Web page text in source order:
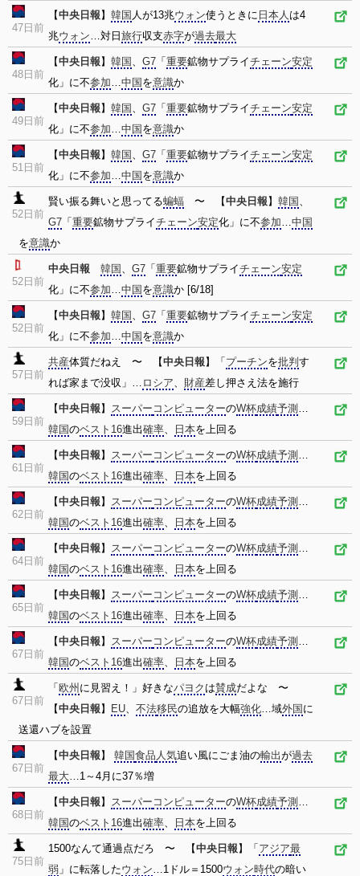
47日前
【中央日報 】 韓国 人が13兆ウォン使うときに 日本人 は4
兆ウォン…対日 旅行収支赤字が過去最大
48日前
【中央日報 】 韓国 、 G7 「 重要鉱物サプライチェーン安定
化」に不参加…中国 を意識か
49日前
【中央日報 】 韓国 、 G7 「 重要鉱物サプライチェーン安定
化」に不参加…中国 を意識か
51日前
【中央日報 】 韓国 、 G7 「 重要鉱物サプライチェーン安定
化」に不参加…中国 を意識か
52日前
賢い振る舞いと思ってる蝙蝠 〜 【中央日報 】 韓国 、
G7 「 重要鉱物サプライチェーン安定化」に不参加…中国
を意識か
52日前
中央日報 韓国 、 G7 「 重要鉱物サプライチェーン安定
化」に不参加…中国 を意識か [6/18]
52日前
【中央日報 】 韓国 、 G7 「 重要鉱物サプライチェーン安定
化」に不参加…中国 を意識か
57日前
共産体質だねえ 〜 【中央日報 】「 プーチンを批判 す
れば家まで没収」… ロシア、 財産差し押さえ法を施行
59日前
【中央日報 】 スーパー コンピューターのW杯成績予測 …
韓国のベスト16進出確率、 日本を上回る
61日前
【中央日報 】 スーパー コンピューターのW杯成績予測 …
韓国のベスト16進出確率、 日本を上回る
62日前
【中央日報 】 スーパー コンピューターのW杯成績予測 …
韓国のベスト16進出確率、 日本を上回る
64日前
【中央日報 】 スーパー コンピューターのW杯成績予測 …
韓国のベスト16進出確率、 日本を上回る
65日前
【中央日報 】 スーパー コンピューターのW杯成績予測 …
韓国のベスト16進出確率、 日本を上回る
67日前
【中央日報 】 スーパー コンピューターのW杯成績予測 …
韓国のベスト16進出確率、 日本を上回る
67日前
「 欧州 に見習え！」好きなパヨク は賛成だよな 〜
【中央日報 】 EU、 不法移民の追放を大幅強化…域外国 に
送還ハブを設置
67日前
【中央日報 】 韓国食品 人気追い風にごま油の輸出が過去
最大…1～4月に37％増
68日前
【中央日報 】 スーパー コンピューターのW杯成績予測 …
韓国のベスト16進出確率、 日本を上回る
75日前
1500なんて通過点だろ 〜 【中央日報 】「 アジア最
弱 」に転落したウォン…1ドル＝1500ウォン時代の暗い